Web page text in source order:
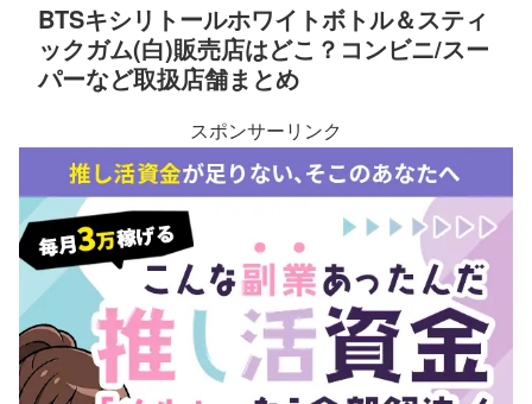
BTSキシリトールホワイトボトル＆スティ
ックガム(白)販売店はどこ？コンビニ/スー
パーなど取扱店舗まとめ
スポンサーリンク